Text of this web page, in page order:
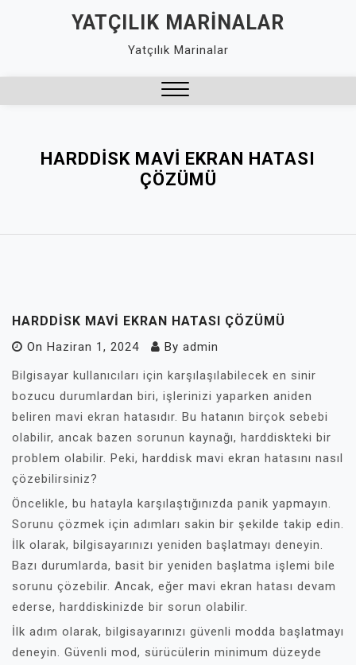
YATÇILIK MARINALAR
Yatçılık Marinalar
HARDDISK MAVI EKRAN HATASI
ÇÖZÜMÜ
HARDDISK MAVI EKRAN HATASI ÇÖZÜMÜ
On Haziran 1, 2024 By admin
Bilgisayar kullanıcıları için karşılaşılabilecek en sinir
bozucu durumlardan biri, işlerinizi yaparken aniden
beliren mavi ekran hatasıdır. Bu hatanın birçok sebebi
olabilir, ancak bazen sorunun kaynağı, harddiskteki bir
problem olabilir. Peki, harddisk mavi ekran hatasını nasıl
çözebilirsiniz?
Öncelikle, bu hatayla karşılaştığınızda panik yapmayın.
Sorunu çözmek için adımları sakin bir şekilde takip edin.
İlk olarak, bilgisayarınızı yeniden başlatmayı deneyin.
Bazı durumlarda, basit bir yeniden başlatma işlemi bile
sorunu çözebilir. Ancak, eğer mavi ekran hatası devam
ederse, harddiskinizde bir sorun olabilir.
İlk adım olarak, bilgisayarınızı güvenli modda başlatmayı
deneyin. Güvenli mod, sürücülerin minimum düzeyde